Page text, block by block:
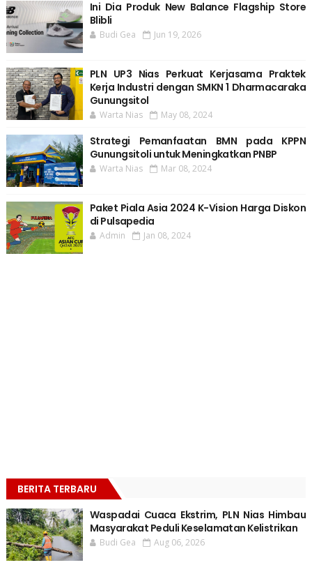
Ini Dia Produk New Balance Flagship Store
Blibli
Budi Gea Jun 19, 2026
PLN UP3 Nias Perkuat Kerjasama Praktek
Kerja Industri dengan SMKN 1 Dharmacaraka
Gunungsitol
Warta Nias May 08, 2024
Strategi Pemanfaatan BMN pada KPPN
Gunungsitoli untuk Meningkatkan PNBP
Warta Nias Mar 08, 2024
Paket Piala Asia 2024 K-Vision Harga Diskon
di Pulsapedia
Admin Jan 08, 2024
BERITA TERBARU
Waspadai Cuaca Ekstrim, PLN Nias Himbau
Masyarakat Peduli Keselamatan Kelistrikan
Budi Gea Aug 06, 2026